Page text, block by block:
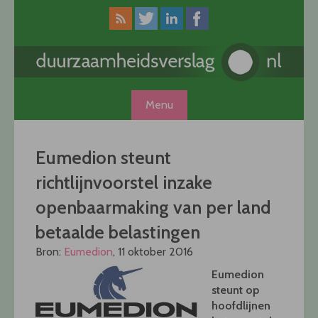
Menu
Eumedion steunt
richtlijnvoorstel inzake
openbaarmaking van per land
betaalde belastingen
Bron: Eumedion, 11 oktober 2016
Eumedion
steunt op
hoofdlijnen